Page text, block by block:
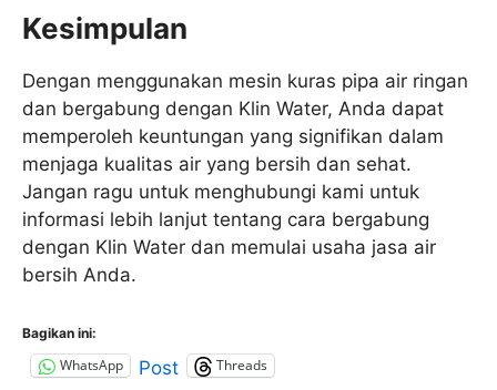
Kesimpulan
Dengan menggunakan mesin kuras pipa air ringan
dan bergabung dengan Klin Water, Anda dapat
memperoleh keuntungan yang signifikan dalam
menjaga kualitas air yang bersih dan sehat.
Jangan ragu untuk menghubungi kami untuk
informasi lebih lanjut tentang cara bergabung
dengan Klin Water dan memulai usaha jasa air
bersih Anda.
Bagikan ini:
WhatsApp Post Threads